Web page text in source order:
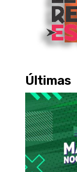
Últimas